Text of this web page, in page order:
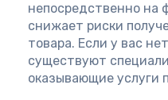
непосредственно на
снижает риски
товара. Если у вас
существуют
оказывающие услуги